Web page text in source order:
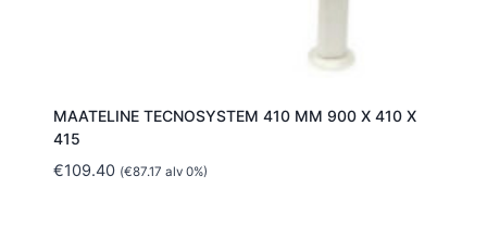
MAATELINE TECNOSYSTEM 410 MM 900 X 410 X
415
€109.40 (€87.17 alv 0%)